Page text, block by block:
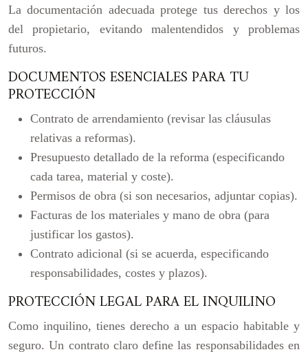
La documentación adecuada protege tus derechos y los
del propietario, evitando malentendidos y problemas
futuros.
DOCUMENTOS ESENCIALES PARA TU
PROTECCIÓN
Contrato de arrendamiento (revisar las cláusulas
relativas a reformas).
Presupuesto detallado de la reforma (especificando
cada tarea, material y coste).
Permisos de obra (si son necesarios, adjuntar copias).
Facturas de los materiales y mano de obra (para
justificar los gastos).
Contrato adicional (si se acuerda, especificando
responsabilidades, costes y plazos).
PROTECCIÓN LEGAL PARA EL INQUILINO
Como inquilino, tienes derecho a un espacio habitable y
seguro. Un contrato claro define las responsabilidades en